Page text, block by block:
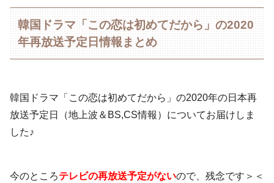
韓国ドラマ「この恋は初めてだから」の2020
年再放送予定日情報まとめ
韓国ドラマ「この恋は初めてだから」の2020年の日本再
放送予定日（地上波＆BS,CS情報）についてお届けしま
した♪
今のところテレビの再放送予定がないので、残念です＞＜